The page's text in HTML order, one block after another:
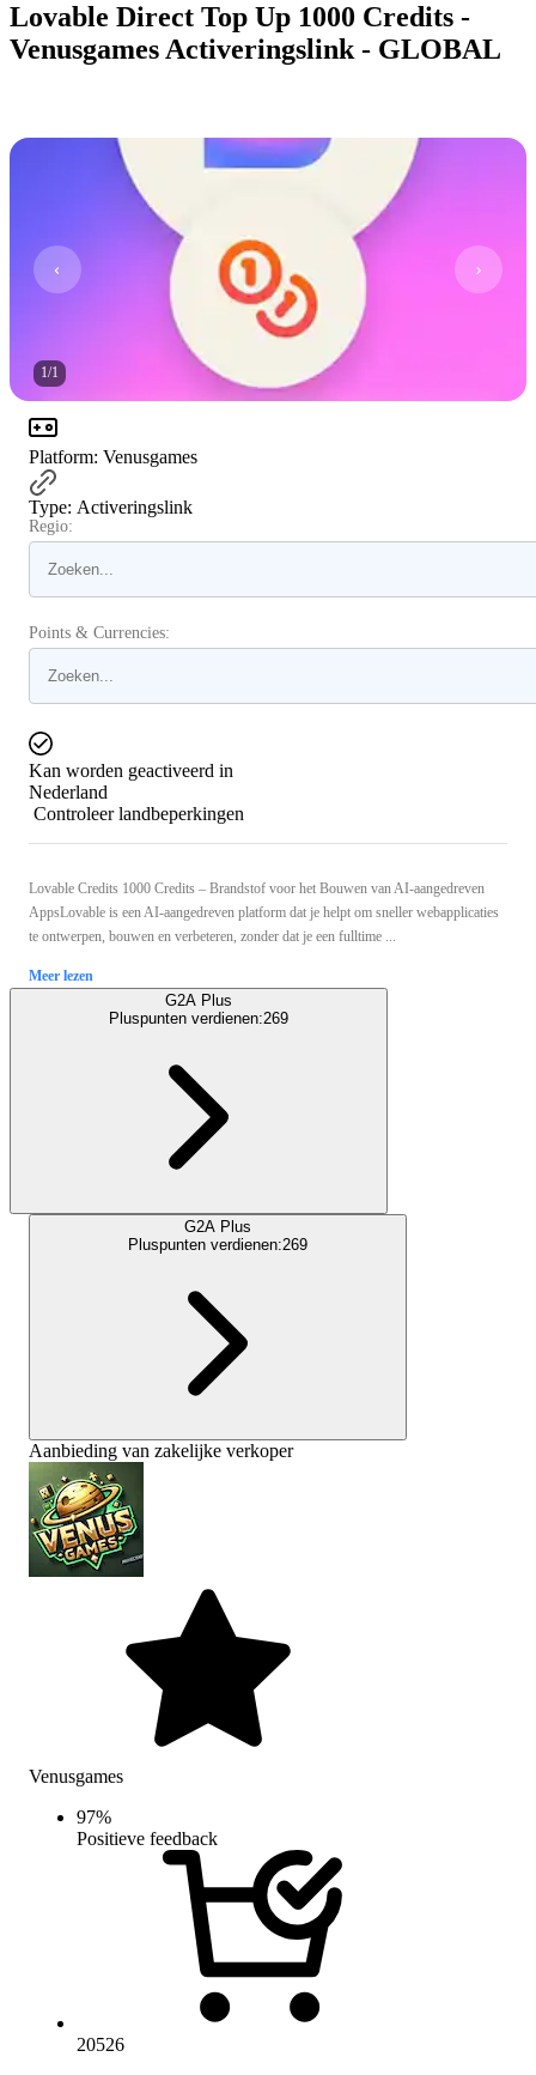
Lovable Direct Top Up 1000 Credits -
Venusgames Activeringslink - GLOBAL
1/1
Platform: Venusgames
Type: Activeringslink
Regio:
Points & Currencies:
Kan worden geactiveerd in
Nederland
Controleer landbeperkingen
Lovable Credits 1000 Credits – Brandstof voor het Bouwen van AI-aangedreven
AppsLovable is een AI-aangedreven platform dat je helpt om sneller webapplicaties
te ontwerpen, bouwen en verbeteren, zonder dat je een fulltime ...
Meer lezen
G2A Plus
Pluspunten verdienen:269
G2A Plus
Pluspunten verdienen:269
Aanbieding van zakelijke verkoper
Venusgames
97%
Positieve feedback
20526